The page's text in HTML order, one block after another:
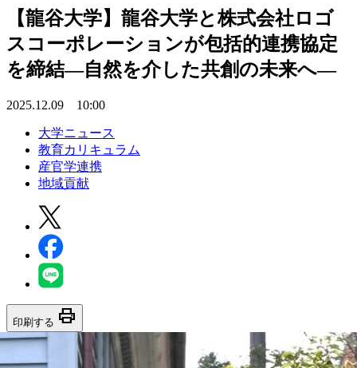
【龍谷大学】龍谷大学と株式会社ロゴ
スコーポレーションが包括的連携協定
を締結―自然を介した共創の未来へ―
2025.12.09 10:00
大学ニュース
教育カリキュラム
産官学連携
地域貢献
印刷する print